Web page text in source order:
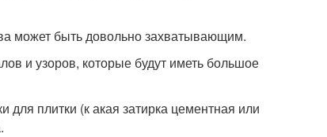
может быть довольно захватывающим.
и узоров, которые будут иметь большое
для плитки (к акая затирка цементная или